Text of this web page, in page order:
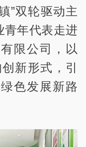
”双轮驱动主
青年代表走进
限公司，以
新形式，引
色发展新路